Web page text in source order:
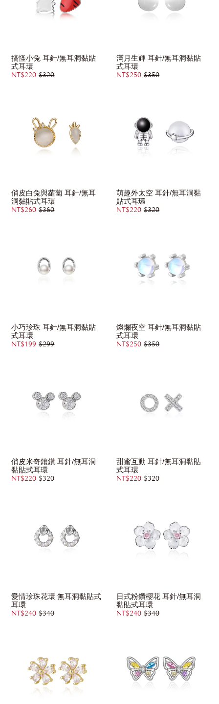
搞怪小兔 耳針/無耳洞黏貼
式耳環
NT$220 $320
滿月生輝 耳針/無耳洞黏貼
式耳環
NT$250 $350
俏皮白兔與蘿蔔 耳針/無耳
洞黏貼式耳環
NT$260 $360
萌趣外太空 耳針/無耳洞黏
貼式耳環
NT$220 $320
小巧珍珠 耳針/無耳洞黏貼
式耳環
NT$199 $299
燦爛夜空 耳針/無耳洞黏貼
式耳環
NT$250 $350
俏皮米奇鑲鑽 耳針/無耳洞
黏貼式耳環
NT$220 $320
甜蜜互動 耳針/無耳洞黏貼
式耳環
NT$220 $320
愛情珍珠花環 無耳洞黏貼式
耳環
NT$240 $340
日式粉鑽櫻花 耳針/無耳洞
黏貼式耳環
NT$240 $340